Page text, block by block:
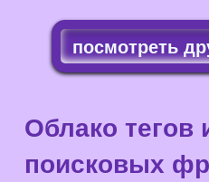
посмотреть
Облако
поисковых